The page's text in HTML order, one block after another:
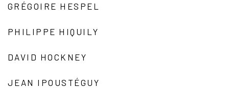
GRÉGOIRE HESPEL
PHILIPPE HIQUILY
DAVID HOCKNEY
JEAN IPOUSTÉGUY